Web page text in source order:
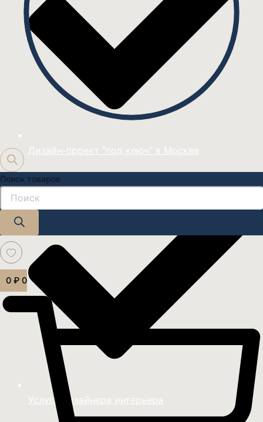
Поиск товаров
0 ₽ 0
Дизайн-проект "под ключ" в Москве
Услуги дизайнера интерьера